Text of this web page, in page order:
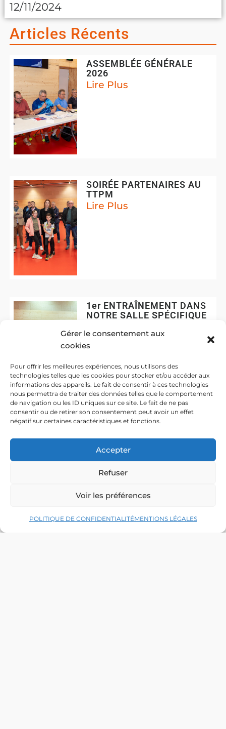
Gérer le consentement aux
cookies
Pour offrir les meilleures expériences, nous utilisons des
technologies telles que les cookies pour stocker et/ou accéder aux
informations des appareils. Le fait de consentir à ces technologies
nous permettra de traiter des données telles que le comportement
de navigation ou les ID uniques sur ce site. Le fait de ne pas
consentir ou de retirer son consentement peut avoir un effet
négatif sur certaines caractéristiques et fonctions.
Accepter
Refuser
Voir les préférences
POLITIQUE DE CONFIDENTIALITÉMENTIONS LÉGALES
12/11/2024
Articles Récents
ASSEMBLÉE GÉNÉRALE
2026
Lire Plus
SOIRÉE PARTENAIRES AU
TTPM
Lire Plus
1er ENTRAÎNEMENT DANS
NOTRE SALLE SPÉCIFIQUE
INAUGURATION SALLE DE
TENNIS DE TABLE
Lire Plus